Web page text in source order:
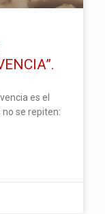
es el
se repiten: